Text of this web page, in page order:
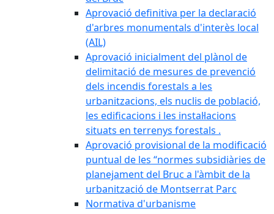
Aprovació definitiva per la declaració
d'arbres monumentals d'interès local
(AIL)
Aprovació inicialment del plànol de
delimitació de mesures de prevenció
dels incendis forestals a les
urbanitzacions, els nuclis de població,
les edificacions i les instal·lacions
situats en terrenys forestals .
Aprovació provisional de la modificació
puntual de les “normes subsidiàries de
planejament del Bruc a l'àmbit de la
urbanització de Montserrat Parc
Normativa d'urbanisme